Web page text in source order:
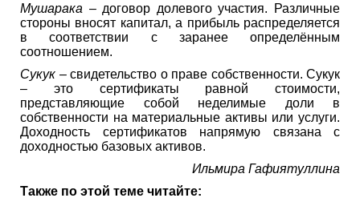
Мушарака – договор долевого участия. Различные
стороны вносят капитал, а прибыль распределяется
в соответствии с заранее определённым
соотношением.
Сукук – свидетельство о праве собственности. Сукук
– это сертификаты равной стоимости,
представляющие собой неделимые доли в
собственности на материальные активы или услуги.
Доходность сертификатов напрямую связана с
доходностью базовых активов.
Ильмира Гафиятуллина
Также по этой теме читайте: